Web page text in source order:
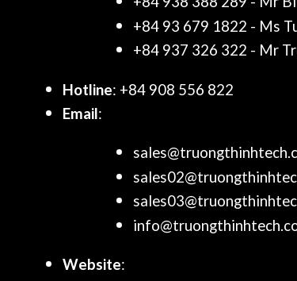
+84 93 679 1822 - Ms
+84 937 326 322 - Mr
Hotline: +84 908 556 822
Email:
Website: